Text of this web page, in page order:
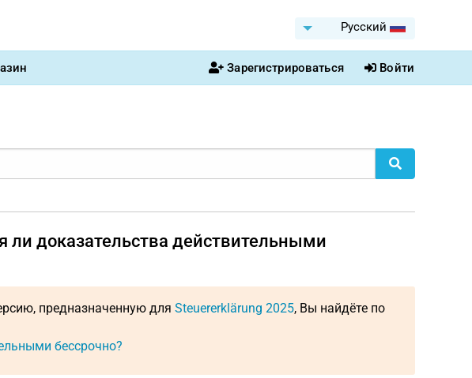
Pусский
Зарегистрироваться Войти
доказательства действительными
предназначенную для Steuererklärung 2025, Вы найдёте по
бессрочно?